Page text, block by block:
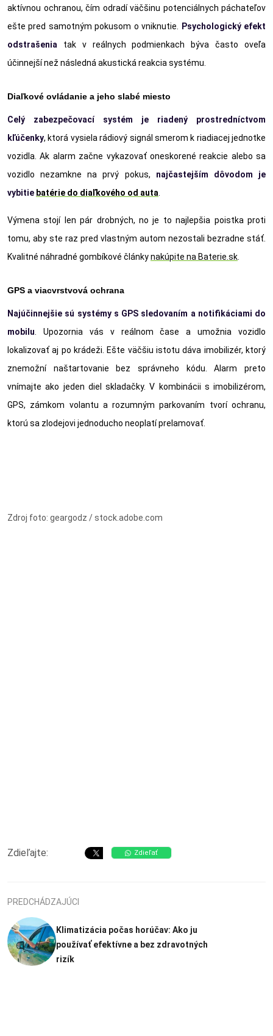
aktívnou ochranou, čím odradí väčšinu potenciálnych páchateľov
ešte pred samotným pokusom o vniknutie.
Psychologický efekt
odstrašenia tak v reálnych podmienkach býva často oveľa
účinnejší než následná akustická reakcia systému.
Diaľkové ovládanie a jeho slabé miesto
Celý zabezpečovací systém je riadený prostredníctvom
kľúčenky, ktorá vysiela rádiový signál smerom k riadiacej jednotke
vozidla. Ak alarm začne vykazovať oneskorené reakcie alebo sa
vozidlo nezamkne na prvý pokus, najčastejším dôvodom je
vybitie batérie do dia ľkového od auta
Výmena stojí len pár drobných, no je to najlepšia poistka proti
tomu, aby ste raz pred vlastným autom nezostali bezradne stáť.
Kvalitné náhradné gombíkové článkynakúpite na Baterie.sk
GPS a viacvrstvová ochrana
Najúčinnejšie sú systémy s GPS sledovaním a notifikáciami do
mobilu . Upozornia vás v reálnom čase a umožnia vozidlo
lokalizovať aj po krádeži. Ešte väčšiu istotu dáva imobilizér, ktorý
znemožní naštartovanie bez správneho kódu. Alarm preto
vnímajte ako jeden diel skladačky. V kombinácii s imobilizérom,
GPS, zámkom volantu a rozumným parkovaním tvorí ochranu,
ktorú sa zlodejovi jednoducho neoplatí prelamovať.
Zdroj foto: geargodz / stock.adobe.com
Zdieľajte: Zdieľať
PREDCHÁDZAJÚCI
Klimatizácia počas horúčav: Ako ju
používať efektívne a bez zdravotných
rizík